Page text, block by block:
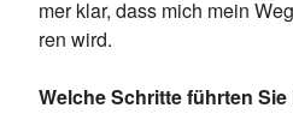
mer klar, dass mich mein
ren wird.
Welche Schritte führten